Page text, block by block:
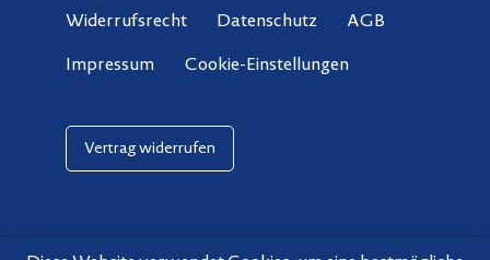
Widerrufsrecht Datenschutz AGB
Impressum Cookie-Einstellungen
Vertrag widerrufen